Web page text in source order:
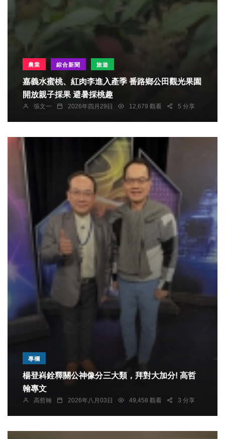
農業 綜合新聞 旅遊
嘉義水蜜桃、紅肉李進入產季 番路鄉公田觀光果園
開放親子採果 避暑採桃趣
張文一 2026年四月29日 12,679 觀看 5 分享
專欄
楊登嵙銓釋關公神像分三大類，拜對大加分! 高哲
翰專文
高哲翰 2026年八月03日 49,458 觀看 3 分享